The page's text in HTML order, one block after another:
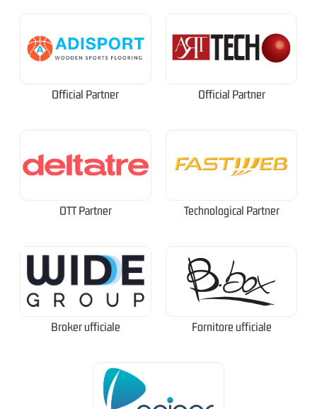
Official Partner Official Partner
OTT Partner Technological Partner
Broker ufficiale Fornitore ufficiale